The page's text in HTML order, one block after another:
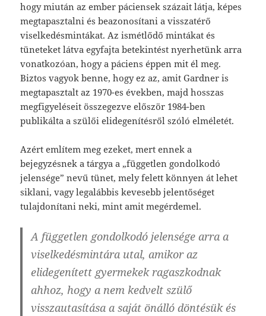
hogy miután az ember páciensek százait látja, képes
megtapasztalni és beazonosítani a visszatérő
viselkedésmintákat. Az ismétlődő mintákat és
tüneteket látva egyfajta betekintést nyerhetünk arra
vonatkozóan, hogy a páciens éppen mit él meg.
Biztos vagyok benne, hogy ez az, amit Gardner is
megtapasztalt az 1970-es években, majd hosszas
megfigyeléseit összegezve először 1984-ben
publikálta a szülői elidegenítésről szóló elméletét.
Azért említem meg ezeket, mert ennek a
bejegyzésnek a tárgya a „független gondolkodó
jelensége” nevű tünet, mely felett könnyen át lehet
siklani, vagy legalábbis kevesebb jelentőséget
tulajdonítani neki, mint amit megérdemel.
A független gondolkodó jelensége arra a
viselkedésmintára utal, amikoraz
elidegenített gyermekek ragaszkodnak
ahhoz, hogy a nem kedvelt szülő
visszautasítása a saját önálló döntésük és